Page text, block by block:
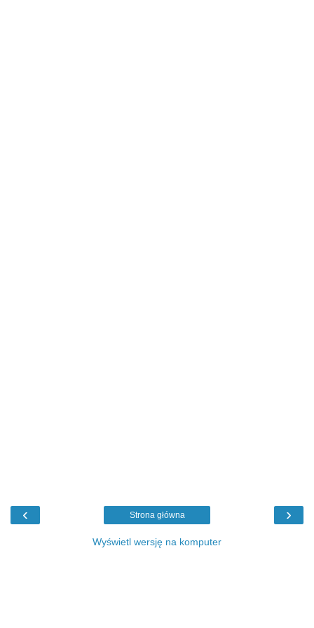
‹ ›
Strona główna
Wyświetl wersję na komputer